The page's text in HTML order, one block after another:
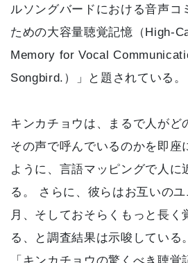
ルソングバードにおける音声コ
ための大容量聴覚記憶（High-
Memory for Vocal
Songbird.）」と題されている。
キンカチョウは、まるで人がど
その声で呼んでいるのかを即座
ように、言語マッピングで人に
る。 さらに、彼らはお互いの
月、そしておそらくもっと長く
る、と調査結果は示唆している。